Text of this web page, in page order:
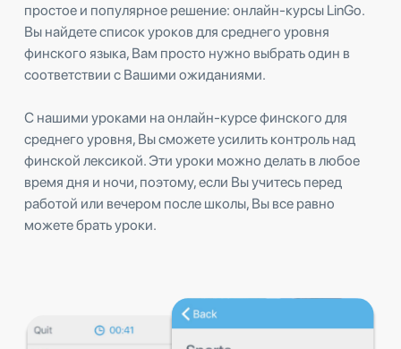
простое и популярное решение: онлайн-курсы LinGo.
Вы найдете список уроков для среднего уровня
финского языка, Вам просто нужно выбрать один в
соответствии с Вашими ожиданиями.
С нашими уроками на онлайн-курсе финского для
среднего уровня, Вы сможете усилить контроль над
финской лексикой. Эти уроки можно делать в любое
время дня и ночи, поэтому, если Вы учитесь перед
работой или вечером после школы, Вы все равно
можете брать уроки.